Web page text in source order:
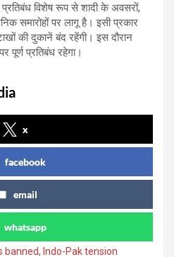
प्रतिबंध विशेष रूप से शादी के अवसरों,
समारोहों पर लागू है। इसी प्रकार
की दुकानें बंद रहेंगी। इस दौरान
प्रतिबंध रहेगा।
x
facebook
email
whatsapp
banned, Indo-Pak tension